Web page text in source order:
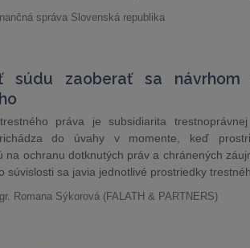
správa Slovenská republika
súdu zaoberať sa
práva je subsidiarita
do úvahy v momente, keď
na ochranu dotknutých práv a chránených
súvislosti sa javia jednotlivé prostriedky
Romana Sýkorová (FALATH & PARTNERS)